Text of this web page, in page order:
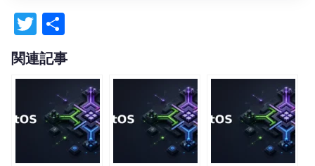
T
w
it
te
r
有
関連記事